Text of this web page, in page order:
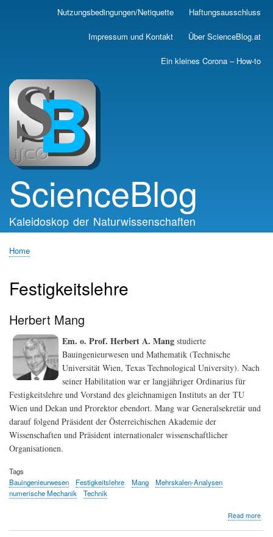
Skip
main
Nutzungsbedingungen/Netiquette Haftungsausschluss
Impressum und Kontakt Über ScienceBlog.at
Ein kleines Corona – How-to
ScienceBlog
Kaleidoskop der Naturwissenschaften
Home
Festigkeitslehre
Herbert Mang
Em. o. Prof. Herbert A. Mang studierte
Bauingenieurwesen und Mathematik (Technische
Universität Wien, Texas Technological University). Nach
seiner Habilitation war er langjähriger Ordinarius für
Festigkeitslehre und Vorstand des gleichnamigen Instituts an der TU
Wien und Dekan und Prorektor ebendort. Mang war Generalsekretär und
darauf folgend Präsident der Österreichischen Akademie der
Wissenschaften und Präsident internationaler wissenschaftlicher
Organisationen.
Tags
Bauingenieurwesen
Festigkeitslehre Mang
Mehrskalen-Analysen
numerische Mechanik
Technik
Read more